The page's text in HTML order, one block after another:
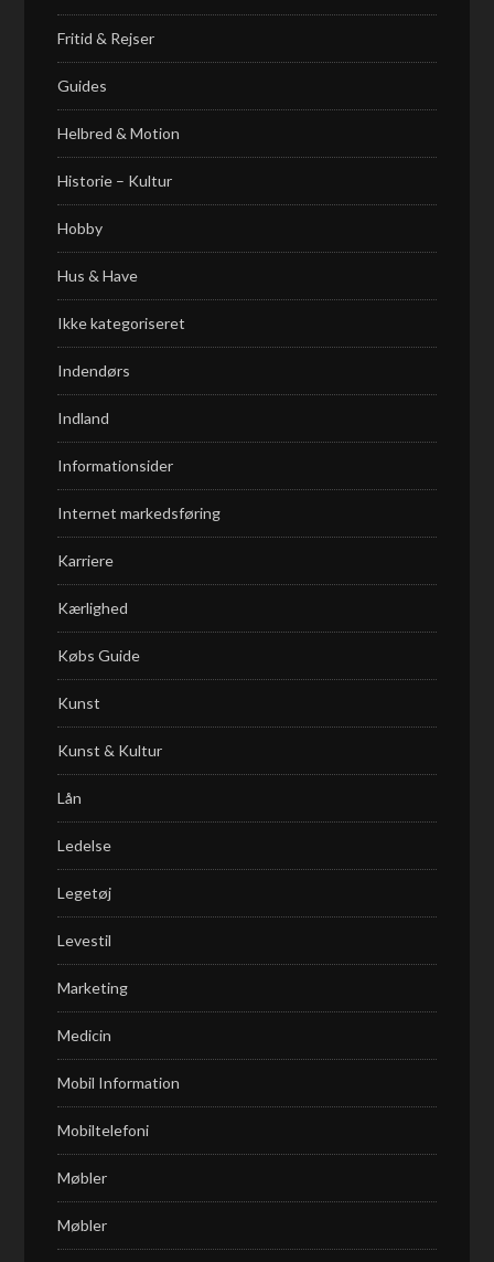
Fritid & Rejser
Guides
Helbred & Motion
Historie – Kultur
Hobby
Hus & Have
Ikke kategoriseret
Indendørs
Indland
Informationsider
Internet markedsføring
Karriere
Kærlighed
Købs Guide
Kunst
Kunst & Kultur
Lån
Ledelse
Legetøj
Levestil
Marketing
Medicin
Mobil Information
Mobiltelefoni
Møbler
Møbler